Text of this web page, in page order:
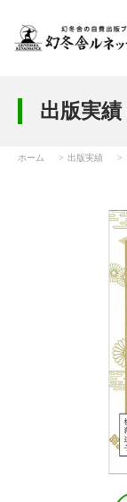
出版実績
ホーム 出版実績